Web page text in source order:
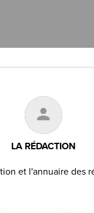
LA RÉDACTION
et l'annuaire des